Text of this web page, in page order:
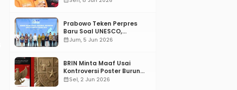
Prabowo Teken Perpres
Baru Soal UNESCO,
Tentang Apa?
calendar_monthJum, 5 Jun 2026
BRIN Minta Maaf Usai
Kontroversi Poster Burung
Garuda
calendar_monthSel, 2 Jun 2026